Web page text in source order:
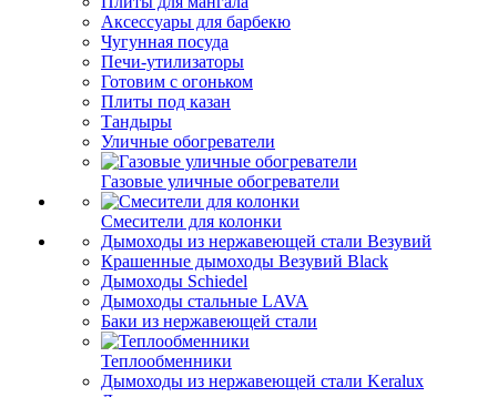
Аксессуары для барбекю
Чугунная посуда
Печи-утилизаторы
Готовим с огоньком
Плиты под казан
Тандыры
Уличные обогреватели
Газовые уличные обогреватели
Смесители для колонки
Дымоходы из нержавеющей стали Везувий
Крашенные дымоходы Везувий Black
Дымоходы Schiedel
Дымоходы стальные LAVA
Баки из нержавеющей стали
Теплообменники
Дымоходы из нержавеющей стали Keralux